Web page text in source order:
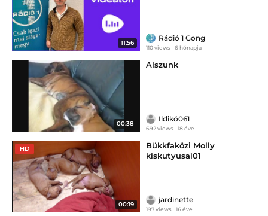
11:56
Rádió 1 Gong
110 views 6 hónapja
00:38
Alszunk
Ildikó061
692 views 18 éve
HD
00:19
Bükkfaközi Molly
kiskutyusai01
jardinette
197 views 16 éve